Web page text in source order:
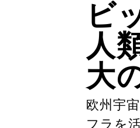
ビ
人
大
欧州宇
フラを